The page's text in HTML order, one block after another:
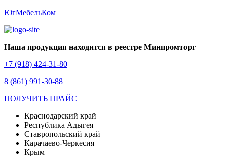
ЮгМебельКом
Наша продукция находится в реестре Минпромторг
+7 (918) 424-31-80
8 (861) 991-30-88
ПОЛУЧИТЬ ПРАЙС
Краснодарский край
Республика Адыгея
Ставропольский край
Карачаево-Черкесия
Крым